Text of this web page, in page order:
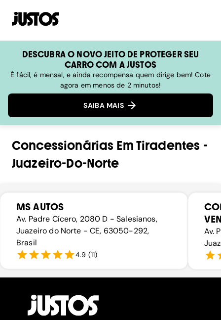
DESCUBRA O NOVO JEITO DE PROTEGER SEU
CARRO COM A JUSTOS
É fácil, é mensal, e ainda recompensa quem dirige bem! Cote
agora em menos de 2 minutos!
SAIBA MAIS
Concessionárias Em Tiradentes -
Juazeiro-Do-Norte
MS AUTOS
Av. Padre Cícero, 2080 D - Salesianos,
Juazeiro do Norte - CE, 63050-292,
Brasil
4.9 (11)
Av.